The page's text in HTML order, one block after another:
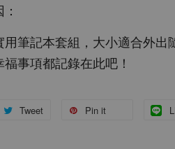
用筆記本套組，大小適合外出
事項都記錄在此吧！
Tweet Pin it